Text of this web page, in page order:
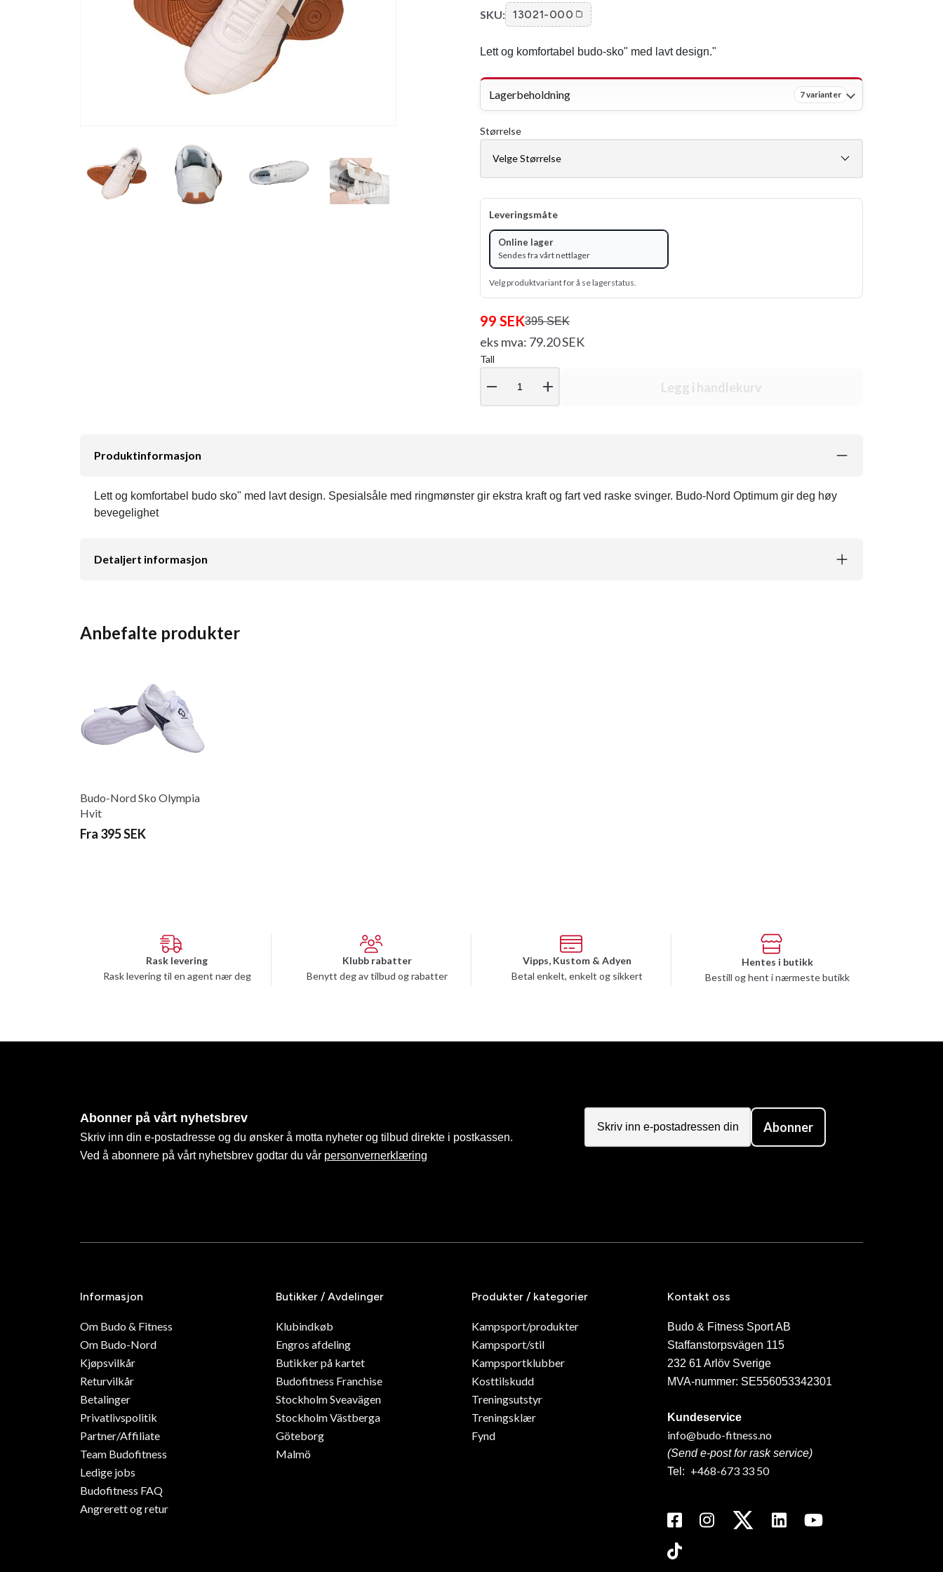
SKU: 13021-000
Lett og komfortabel budo-sko" med lavt design."
Lagerbeholdning 7 varianter
Størrelse
Leveringsmåte
Online lager
Sendes fra vårt nettlager
Velg produktvariant for å se lagerstatus.
99 SEK395 SEK
eks mva: 79.20 SEK
Tall
remove add Legg i handlekurv
Produktinformasjon
Lett og komfortabel budo sko" med lavt design. Spesialsåle med ringmønster gir ekstra kraft og fart ved raske svinger. Budo-Nord Optimum gir deg høy
bevegelighet
Detaljert informasjon
Anbefalte produkter
Budo-Nord Sko Olympia
Hvit
Fra 395 SEK
Rask levering
Rask levering til en agent nær deg
Klubb rabatter
Benytt deg av tilbud og rabatter
Vipps, Kustom & Adyen
Betal enkelt, enkelt og sikkert
Hentes i butikk
Bestill og hent i nærmeste butikk
Abonner på vårt nyhetsbrev
Skriv inn din e-postadresse og du ønsker å motta nyheter og tilbud direkte i postkassen.
Ved å abonnere på vårt nyhetsbrev godtar du vår personvernerklæring
Abonner
Informasjon
Om Budo & Fitness
Om Budo-Nord
Kjøpsvilkår
Returvilkår
Betalinger
Privatlivspolitik
Partner/Affiliate
Team Budofitness
Ledige jobs
Budofitness FAQ
Angrerett og retur
Butikker / Avdelinger
Klubindkøb
Engros afdeling
Butikker på kartet
Budofitness Franchise
Stockholm Sveavägen
Stockholm Västberga
Göteborg
Malmö
Produkter / kategorier
Kampsport/produkter
Kampsport/stil
Kampsportklubber
Kosttilskudd
Treningsutstyr
Treningsklær
Fynd
Kontakt oss
Budo & Fitness Sport AB
Staffanstorpsvägen 115
232 61 Arlöv Sverige
MVA-nummer: SE556053342301
Kundeservice
info@budo-fitness.no
(Send e-post for rask service)
Tel: +468-673 33 50